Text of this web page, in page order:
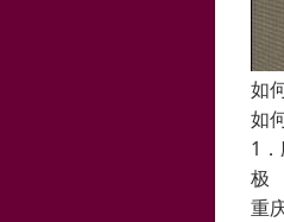
如
如
1
极
重